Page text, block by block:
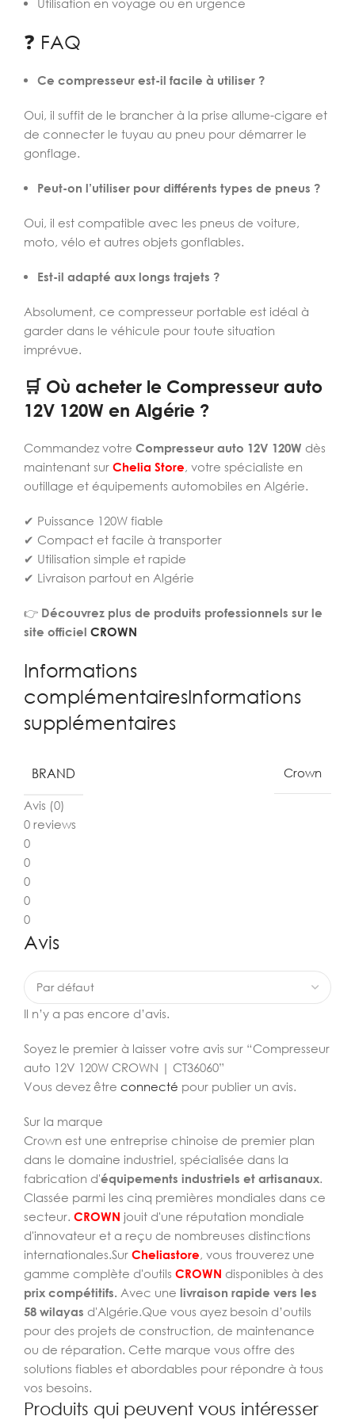
Utilisation en voyage ou en urgence
❓ FAQ
Ce compresseur est-il facile à utiliser ?
Oui, il suffit de le brancher à la prise allume-cigare et
de connecter le tuyau au pneu pour démarrer le
gonflage.
Peut-on l’utiliser pour différents types de pneus ?
Oui, il est compatible avec les pneus de voiture,
moto, vélo et autres objets gonflables.
Est-il adapté aux longs trajets ?
Absolument, ce compresseur portable est idéal à
garder dans le véhicule pour toute situation
imprévue.
🛒 Où acheter le Compresseur auto
12V 120W en Algérie ?
Commandez votre Compresseur auto 12V 120W dès
maintenant sur Chelia Store, votre spécialiste en
outillage et équipements automobiles en Algérie.
✔ Puissance 120W fiable
✔ Compact et facile à transporter
✔ Utilisation simple et rapide
✔ Livraison partout en Algérie
👉 Découvrez plus de produits professionnels sur le
site officiel CROWN
Informations
complémentairesInformations
supplémentaires
BRAND Crown
Avis (0)
0 reviews
0
0
0
0
0
Avis
Il n’y a pas encore d’avis.
Soyez le premier à laisser votre avis sur “Compresseur
auto 12V 120W CROWN | CT36060”
Vous devez être connecté pour publier un avis.
Sur la marque
Crown est une entreprise chinoise de premier plan
dans le domaine industriel, spécialisée dans la
fabrication d'équipements industriels et artisanaux.
Classée parmi les cinq premières mondiales dans ce
secteur. CROWN jouit d'une réputation mondiale
d'innovateur et a reçu de nombreuses distinctions
internationales.Sur Cheliastore, vous trouverez une
gamme complète d'outils CROWN disponibles à des
prix compétitifs. Avec une livraison rapide vers les
58 wilayas d'Algérie.Que vous ayez besoin d’outils
pour des projets de construction, de maintenance
ou de réparation. Cette marque vous offre des
solutions fiables et abordables pour répondre à tous
vos besoins.
Produits qui peuvent vous intéresser